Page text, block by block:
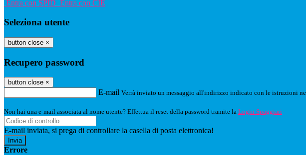
Entra con SPID Entra con CIE
Seleziona utente
button close ×
Recupero password
button close ×
E-mail Verrà inviato un messaggio all'indirizzo indicato con le istruzioni
Non hai una e-mail associata al nome utente? Effettua il reset della password tramite la Login Spaggiari
E-mail inviata, si prega di controllare la casella di posta elettronica!
Errore